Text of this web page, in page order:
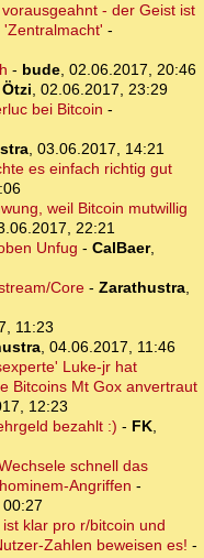
- der Geist ist
-
- bude, 02.06.2017, 20:46
Ötzi, 02.06.2017, 23:29
bei Bitcoin -
, 03.06.2017, 14:21
es einfach richtig gut
weil Bitcoin mutwillig
22:21
Unfug - CalBaer,
Core- Zarathustra,
11:23
, 04.06.2017, 11:46
Luke-jr hat
Bitcoins Mt Gox anvertraut
12:23
bezahlt :) - FK,
schnell das
Angriffen -
klar pro r/bitcoin und
Zahlen beweisen es! -